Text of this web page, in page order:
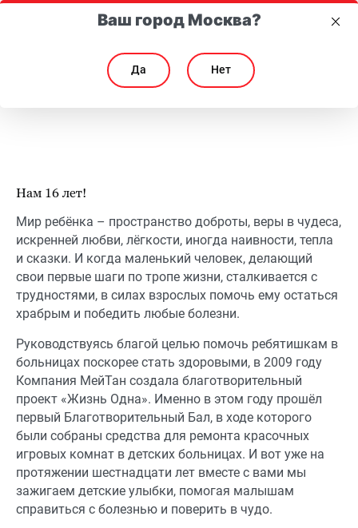
Благотворительный проект «Жизнь одна!»
Нам 16 лет!
Мир ребёнка – пространство доброты, веры в чудеса,
искренней любви, лёгкости, иногда наивности, тепла
и сказки. И когда маленький человек, делающий
свои первые шаги по тропе жизни, сталкивается с
трудностями, в силах взрослых помочь ему остаться
храбрым и победить любые болезни.
Руководствуясь благой целью помочь ребятишкам в
больницах поскорее стать здоровыми, в 2009 году
Компания МейТан создала благотворительный
проект «Жизнь Одна». Именно в этом году прошёл
первый Благотворительный Бал, в ходе которого
были собраны средства для ремонта красочных
игровых комнат в детских больницах. И вот уже на
протяжении шестнадцати лет вместе с вами мы
зажигаем детские улыбки, помогая малышам
справиться с болезнью и поверить в чудо.
Ваш город Москва?
Да Нет